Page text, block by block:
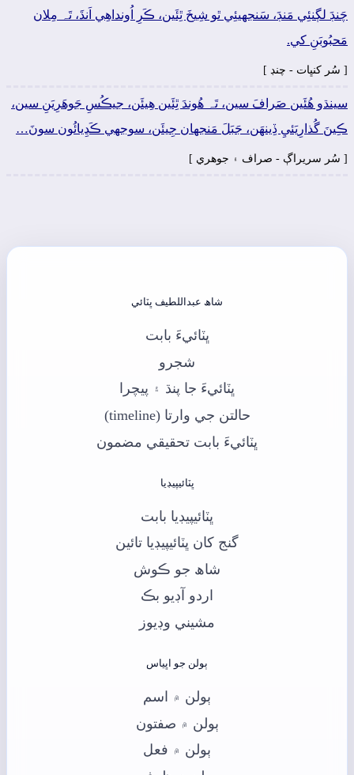
چَنڊَ لڳنئِي مَنڊَ، سَنجهيئِي ٿو شِيخَ ٿِئَين، ڪَرِ اُونداھِي اَنڌَ، تَہ مِلان
مَحبُوبَنِ کي.
[ سُر کنڀات - چنڊ ]
سينڌو ھُئَين صَرافَ سين، تَہ ھُوندَ ٿِئَين ھِيئَن، جيڪُسِ جَوھَرِيَنِ سين،
ڪِينَ گُذارِيَئيِ ڏِينھَن، جَبَلَ مَنجهان جِيئَن، سوجهي ڪَڍِيائُون سونَ…
[ سُر سريراڳ - صراف ۽ جوھري ]
شاھ عبداللطيف ڀٽائي
ڀٽائيءَ بابت
شجرو
ڀٽائيءَ جا پنڌ ۽ پيچرا
حالتن جي وارتا (timeline)
ڀٽائيءَ بابت تحقيقي مضمون
ڀٽائيپيڊيا
ڀٽائيپيڊيا بابت
گنج کان ڀٽائيپيڊيا تائين
شاھ جو ڪوش
اردو آڊيو بڪ
مشيني وڊيوز
ٻولن جو اڀياس
ٻولن ۾ اسم
ٻولن ۾ صفتون
ٻولن ۾ فعل